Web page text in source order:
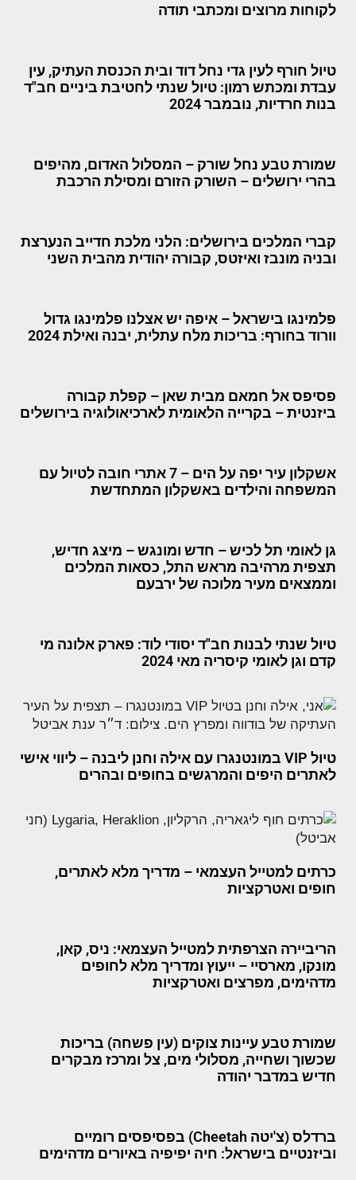
לקוחות מרוצים ומכתבי תודה
טיול חורף לעין גדי נחל דוד ובית הכנסת העתיק, עין
עבדת ומכתש רמון: טיול שנתי לחטיבת ביניים חב"ד
בנות חרדיות, נובמבר 2024
שמורת טבע נחל שורק – המסלול האדום, מהיפים
בהרי ירושלים – השורק הזורם ומסילת הרכבת
קברי המלכים בירושלים: הלני מלכת חדייב הנערצת
ובניה מונבז ואיזטס, קבורה יהודית מהבית השני
פלמינגו בישראל – איפה יש אצלנו פלמינגו גדול
וורוד בחורף: בריכות מלח עתלית, יבנה ואילת 2024
פסיפס אל חמאם מבית שאן – קפלת קבורה
ביזנטית – בקרייה הלאומית לארכיאולוגיה בירושלים
אשקלון עיר יפה על הים – 7 אתרי חובה לטיול עם
המשפחה והילדים באשקלון המתחדשת
גן לאומי תל לכיש – חדש ומונגש – מיצג חדיש,
תצפית מרהיבה מראש התל, כסאות המלכים
וממצאים מעיר מלוכה של ירבעם
טיול שנתי לבנות חב"ד יסודי לוד: פארק אלונה מי
קדם וגן לאומי קיסריה מאי 2024
טיול VIP במונטנגרו עם אילה וחנן ליבנה – ליווי אישי
לאתרים היפים והמרגשים בחופים ובהרים
כרתים למטייל העצמאי – מדריך מלא לאתרים,
חופים ואטרקציות
הריביירה הצרפתית למטייל העצמאי: ניס, קאן,
מונקו, מארסיי – ייעוץ ומדריך מלא לחופים
מדהימים, מפרצים ואטרקציות
שמורת טבע עיינות צוקים (עין פשחה) בריכות
שכשוך ושחייה, מסלולי מים, צל ומרכז מבקרים
חדיש במדבר יהודה
ברדלס (צ'יטה Cheetah) בפסיפסים רומיים
וביזנטיים בישראל: חיה יפיפיה באיורים מדהימים